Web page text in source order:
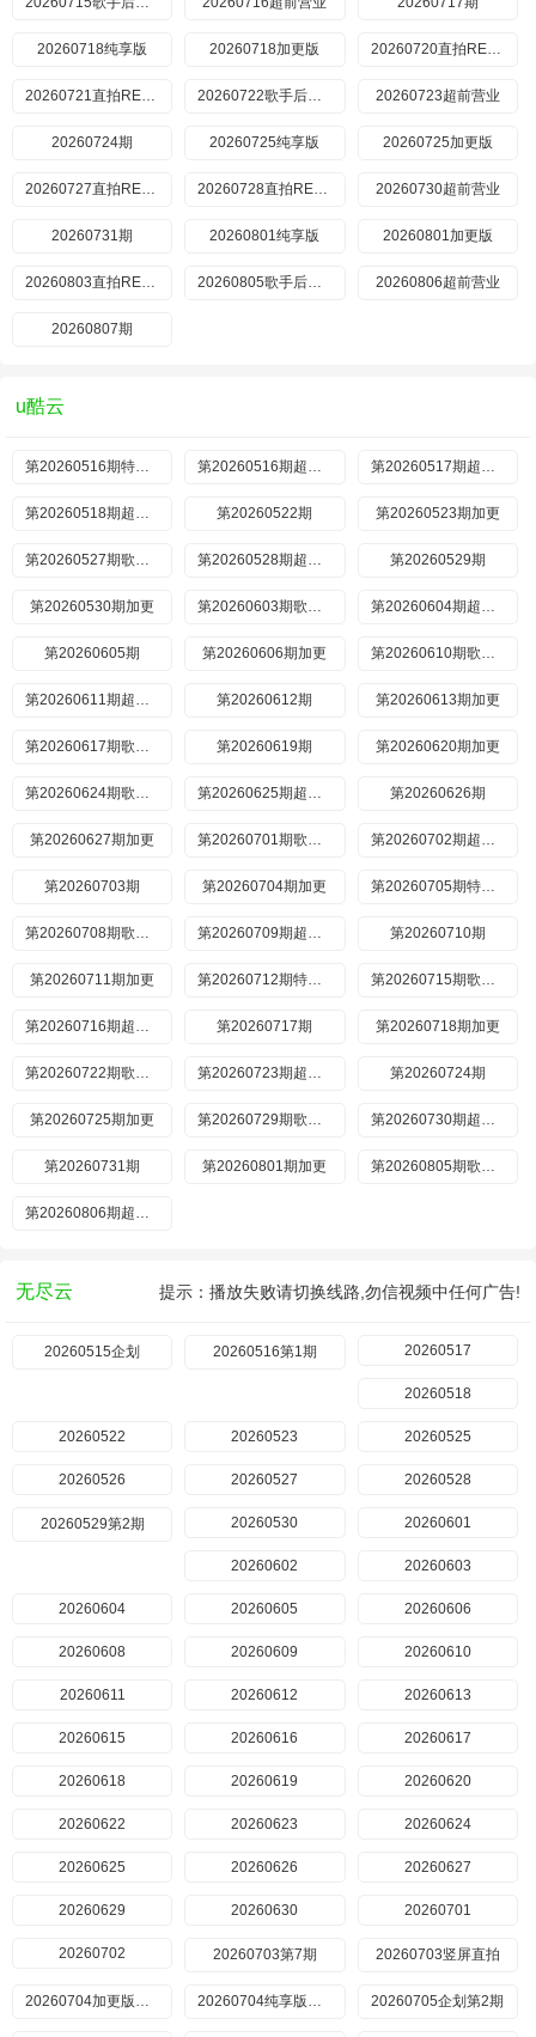
20260718纯享版 20260718加更版 20260720直拍REACTION
20260721直拍REACTION 20260722歌手后花园 20260723超前营业
20260724期 20260725纯享版 20260725加更版
20260727直拍REACTION 20260728直拍REACTION 20260730超前营业
20260731期 20260801纯享版 20260801加更版
20260803直拍REACTION 20260805歌手后花园 20260806超前营业
20260807期
u酷云
第20260516期特别企划 第20260516期超前营业 第20260517期超前营业
第20260518期超前营业 第20260522期 第20260523期加更
第20260527期歌手后花园 第20260528期超前营业 第20260529期
第20260530期加更 第20260603期歌手后花园 第20260604期超前营业
第20260605期 第20260606期加更 第20260610期歌手后花园
第20260611期超前营业 第20260612期 第20260613期加更
第20260617期歌手后花园 第20260619期 第20260620期加更
第20260624期歌手后花园 第20260625期超前营业 第20260626期
第20260627期加更 第20260701期歌手后花园 第20260702期超前营业
第20260703期 第20260704期加更 第20260705期特别企划
第20260708期歌手后花园 第20260709期超前营业 第20260710期
第20260711期加更 第20260712期特别企划 第20260715期歌手后花园
第20260716期超前营业 第20260717期 第20260718期加更
第20260722期歌手后花园 第20260723期超前营业 第20260724期
第20260725期加更 第20260729期歌手后花园 第20260730期超前营业
第20260731期 第20260801期加更 第20260805期歌手后花园
第20260806期超前营业
无尽云 提示：播放失败请切换线路,勿信视频中任何广告!
20260515企划 20260516第1期 20260517
20260518
20260522 20260523 20260525
20260526 20260527 20260528
20260529第2期 20260530 20260601
20260602 20260603
20260604 20260605 20260606
20260608 20260609 20260610
20260611 20260612 20260613
20260615 20260616 20260617
20260618 20260619 20260620
20260622 20260623 20260624
20260625 20260626 20260627
20260629 20260630 20260701
20260702 20260703第7期 20260703竖屏直拍
20260705企划第2期